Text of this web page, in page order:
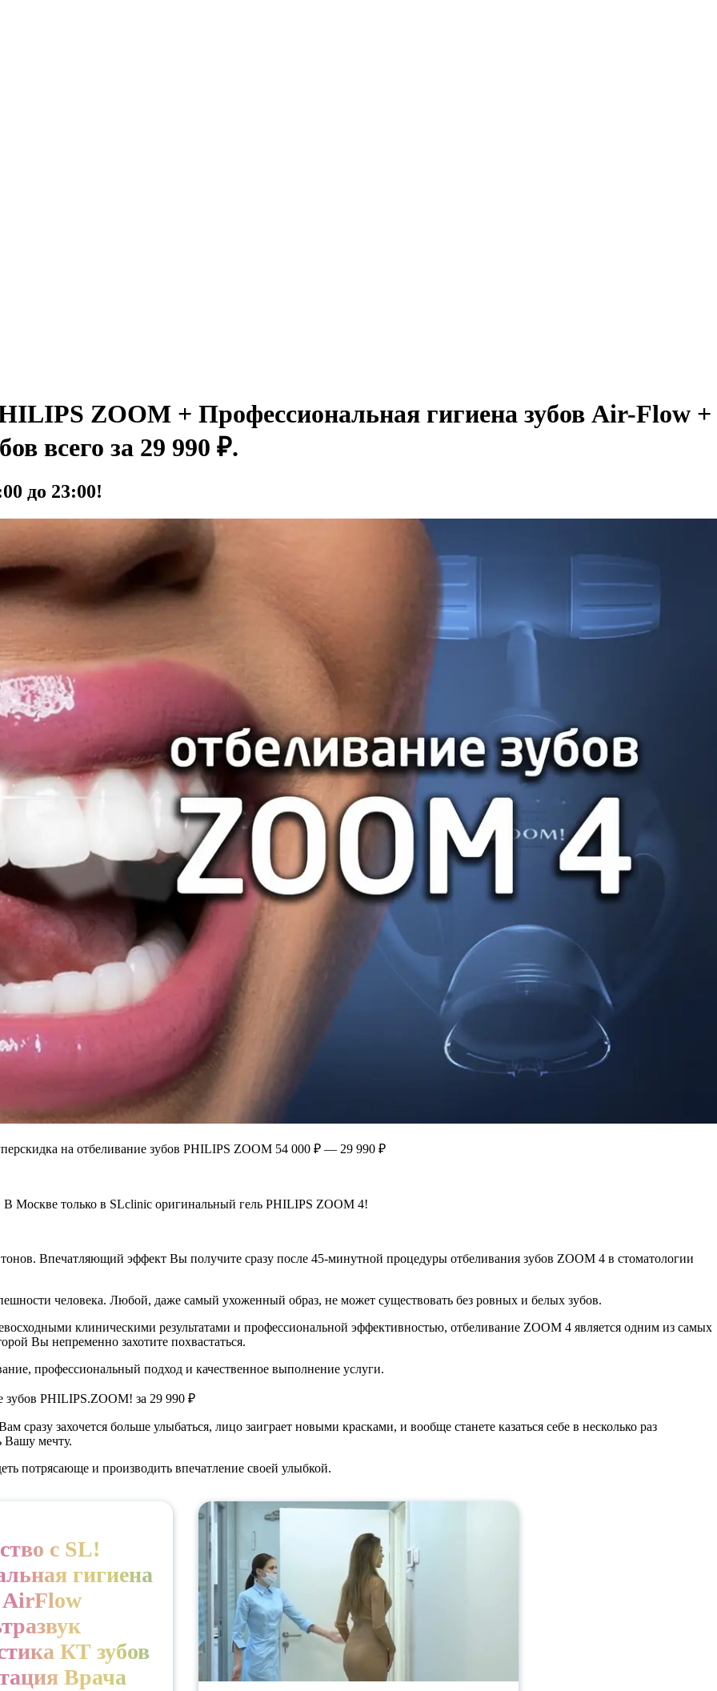
ZOOM + Профессиональная гигиена зубов Air-Flow +
всего за 29 990 ₽.
до 23:00!
на отбеливание зубов PHILIPS ZOOM 54 000 ₽ — 29 990 ₽
В Москве только в SLclinic оригинальный гель PHILIPS ZOOM 4!
Впечатляющий эффект Вы получите сразу после 45-минутной процедуры отбеливания зубов ZOOM 4 в стоматологии
человека. Любой, даже самый ухоженный образ, не может существовать без ровных и белых зубов.
клиническими результатами и профессиональной эффективностью, отбеливание ZOOM 4 является одним из самых
Вы непременно захотите похвастаться.
профессиональный подход и качественное выполнение услуги.
зубов PHILIPS.ZOOM! за 29 990 ₽
сразу захочется больше улыбаться, лицо заиграет новыми красками, и вообще станете казаться себе в несколько раз
Вашу мечту.
потрясающе и производить впечатление своей улыбкой.
с SL!
гигиена
AirFlow
КТ зубов
Врача